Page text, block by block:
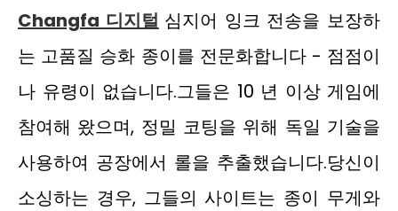
Changfa 디지털 심지어 잉크 전송을 보장하
는 고품질 승화 종이를 전문화합니다 - 점점이
나 유령이 없습니다.그들은 10 년 이상 게임에
참여해 왔으며, 정밀 코팅을 위해 독일 기술을
사용하여 공장에서 롤을 추출했습니다.당신이
소싱하는 경우, 그들의 사이트는 종이 무게와